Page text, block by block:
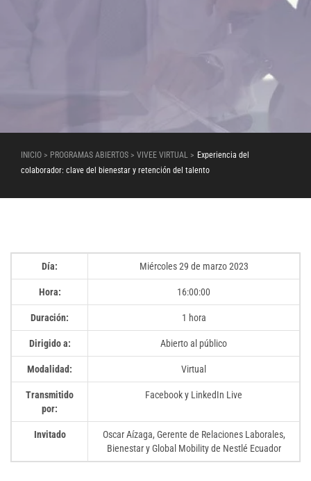
INICIO > PROGRAMAS ABIERTOS > VIVEE VIRTUAL > Experiencia del
colaborador: clave del bienestar y retención del talento
Día: Miércoles 29 de marzo 2023
Hora: 16:00:00
Duración: 1 hora
Dirigido a: Abierto al público
Modalidad: Virtual
Transmitido
por:
Facebook y LinkedIn Live
Invitado
Oscar Aízaga, Gerente de Relaciones Laborales,
Bienestar y Global Mobility de Nestlé Ecuador